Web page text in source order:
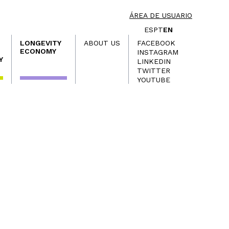
ÁREA DE USUARIO
ESPTEN
LONGEVITY
ECONOMY
ABOUT US
FACEBOOK
INSTAGRAM
LINKEDIN
TWITTER
YOUTUBE